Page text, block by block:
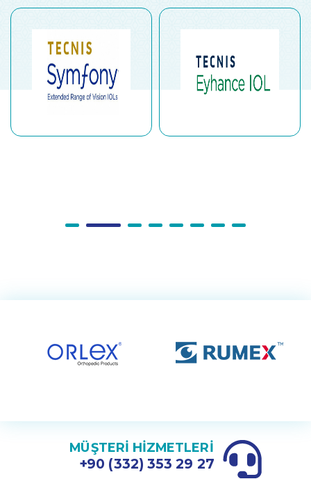
MÜŞTERİ HİZMETLERİ
+90 (332) 353 29 27